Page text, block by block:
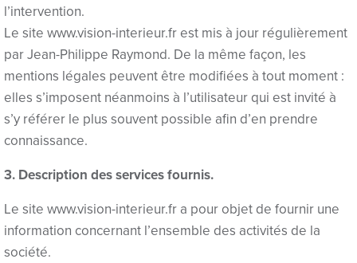
panel
panel
panel
panel
panel
panel
panel
l’intervention.
Le site www.vision-interieur.fr est mis à jour régulièrement
par Jean-Philippe Raymond. De la même façon, les
mentions légales peuvent être modifiées à tout moment :
elles s’imposent néanmoins à l’utilisateur qui est invité à
s’y référer le plus souvent possible afin d’en prendre
connaissance.
3. Description des services fournis.
Le site www.vision-interieur.fr a pour objet de fournir une
information concernant l’ensemble des activités de la
société.